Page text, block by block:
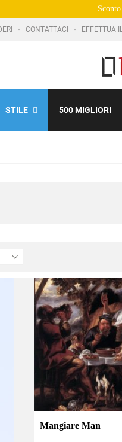
CONTATTACI EFFETTUA
STILE 500 MIGLIORI
Mangiare Man